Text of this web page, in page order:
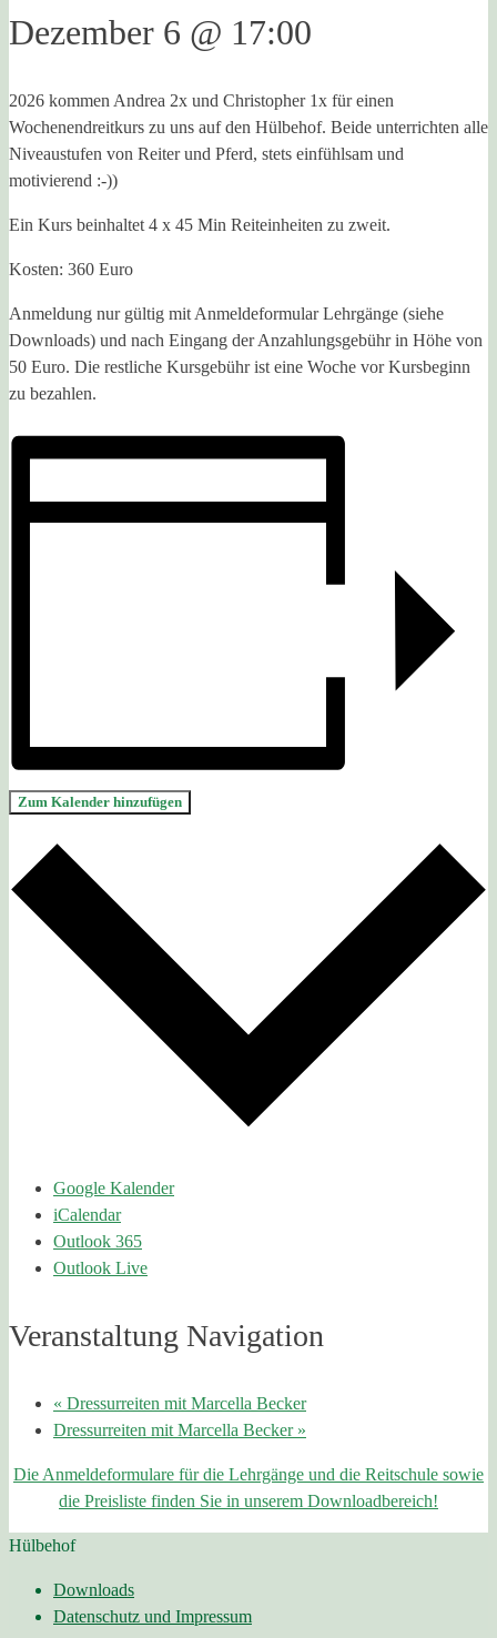
Dezember 6 @ 17:00
2026 kommen Andrea 2x und Christopher 1x für einen
Wochenendreitkurs zu uns auf den Hülbehof. Beide unterrichten alle
Niveaustufen von Reiter und Pferd, stets einfühlsam und
motivierend :-))
Ein Kurs beinhaltet 4 x 45 Min Reiteinheiten zu zweit.
Kosten: 360 Euro
Anmeldung nur gültig mit Anmeldeformular Lehrgänge (siehe
Downloads) und nach Eingang der Anzahlungsgebühr in Höhe von
50 Euro. Die restliche Kursgebühr ist eine Woche vor Kursbeginn
zu bezahlen.
Zum Kalender hinzufügen
Google Kalender
iCalendar
Outlook 365
Outlook Live
Veranstaltung Navigation
« Dressurreiten mit Marcella Becker
Dressurreiten mit Marcella Becker »
Die Anmeldeformulare für die Lehrgänge und die Reitschule sowie
die Preisliste finden Sie in unserem Downloadbereich!
Hülbehof
Downloads
Datenschutz und Impressum